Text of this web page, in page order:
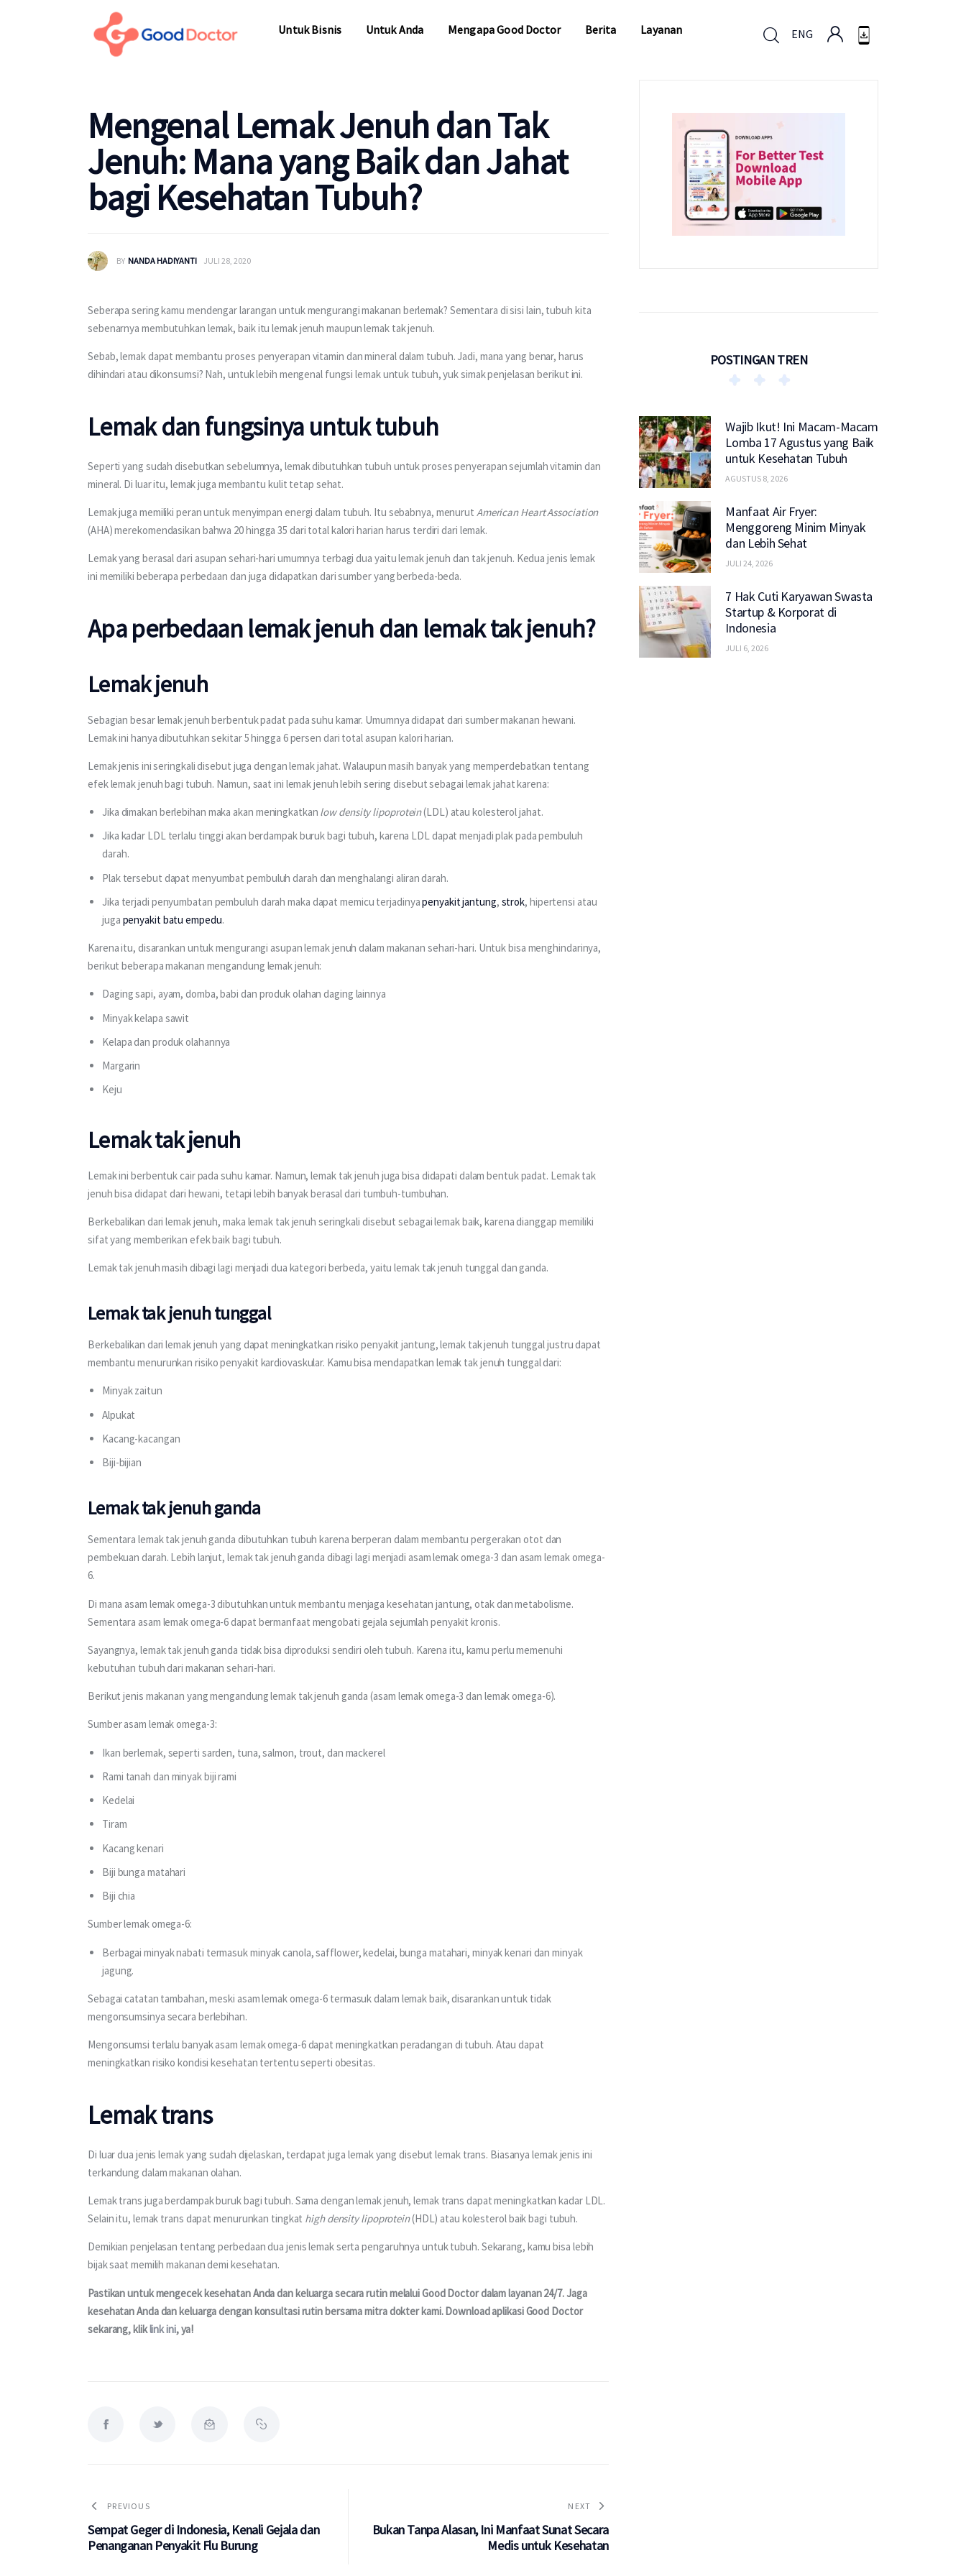
Untuk Bisnis Untuk Anda Mengapa Good Doctor Berita Layanan ENG
Mengenal Lemak Jenuh dan Tak
Jenuh: Mana yang Baik dan Jahat
bagi Kesehatan Tubuh?
BY NANDA HADIYANTI JULI 28, 2020
Seberapa sering kamu mendengar larangan untuk mengurangi makanan berlemak? Sementara di sisi lain, tubuh kita
sebenarnya membutuhkan lemak, baik itu lemak jenuh maupun lemak tak jenuh.
Sebab, lemak dapat membantu proses penyerapan vitamin dan mineral dalam tubuh. Jadi, mana yang benar, harus
dihindari atau dikonsumsi? Nah, untuk lebih mengenal fungsi lemak untuk tubuh, yuk simak penjelasan berikut ini.
Lemak dan fungsinya untuk tubuh
Seperti yang sudah disebutkan sebelumnya, lemak dibutuhkan tubuh untuk proses penyerapan sejumlah vitamin dan
mineral. Di luar itu, lemak juga membantu kulit tetap sehat.
Lemak juga memiliki peran untuk menyimpan energi dalam tubuh. Itu sebabnya, menurut American Heart Association
(AHA) merekomendasikan bahwa 20 hingga 35 dari total kalori harian harus terdiri dari lemak.
Lemak yang berasal dari asupan sehari-hari umumnya terbagi dua yaitu lemak jenuh dan tak jenuh. Kedua jenis lemak
ini memiliki beberapa perbedaan dan juga didapatkan dari sumber yang berbeda-beda.
Apa perbedaan lemak jenuh dan lemak tak jenuh?
Lemak jenuh
Sebagian besar lemak jenuh berbentuk padat pada suhu kamar. Umumnya didapat dari sumber makanan hewani.
Lemak ini hanya dibutuhkan sekitar 5 hingga 6 persen dari total asupan kalori harian.
Lemak jenis ini seringkali disebut juga dengan lemak jahat. Walaupun masih banyak yang memperdebatkan tentang
efek lemak jenuh bagi tubuh. Namun, saat ini lemak jenuh lebih sering disebut sebagai lemak jahat karena:
Jika dimakan berlebihan maka akan meningkatkan low density lipoprotein(LDL) atau kolesterol jahat.
Jika kadar LDL terlalu tinggi akan berdampak buruk bagi tubuh, karena LDL dapat menjadi plak pada pembuluh
darah.
Plak tersebut dapat menyumbat pembuluh darah dan menghalangi aliran darah.
Jika terjadi penyumbatan pembuluh darah maka dapat memicu terjadinyapenyakit jantung, strok, hipertensi atau
juga penyakit batu empedu.
Karena itu, disarankan untuk mengurangi asupan lemak jenuh dalam makanan sehari-hari. Untuk bisa menghindarinya,
berikut beberapa makanan mengandung lemak jenuh:
Daging sapi, ayam, domba, babi dan produk olahan daging lainnya
Minyak kelapa sawit
Kelapa dan produk olahannya
Margarin
Keju
Lemak tak jenuh
Lemak ini berbentuk cair pada suhu kamar. Namun, lemak tak jenuh juga bisa didapati dalam bentuk padat. Lemak tak
jenuh bisa didapat dari hewani, tetapi lebih banyak berasal dari tumbuh-tumbuhan.
Berkebalikan dari lemak jenuh, maka lemak tak jenuh seringkali disebut sebagai lemak baik, karena dianggap memiliki
sifat yang memberikan efek baik bagi tubuh.
Lemak tak jenuh masih dibagi lagi menjadi dua kategori berbeda, yaitu lemak tak jenuh tunggal dan ganda.
Lemak tak jenuh tunggal
Berkebalikan dari lemak jenuh yang dapat meningkatkan risiko penyakit jantung, lemak tak jenuh tunggal justru dapat
membantu menurunkan risiko penyakit kardiovaskular. Kamu bisa mendapatkan lemak tak jenuh tunggal dari:
Minyak zaitun
Alpukat
Kacang-kacangan
Biji-bijian
Lemak tak jenuh ganda
Sementara lemak tak jenuh ganda dibutuhkan tubuh karena berperan dalam membantu pergerakan otot dan
pembekuan darah. Lebih lanjut, lemak tak jenuh ganda dibagi lagi menjadi asam lemak omega-3 dan asam lemak omega-
6.
Di mana asam lemak omega-3 dibutuhkan untuk membantu menjaga kesehatan jantung, otak dan metabolisme.
Sementara asam lemak omega-6 dapat bermanfaat mengobati gejala sejumlah penyakit kronis.
Sayangnya, lemak tak jenuh ganda tidak bisa diproduksi sendiri oleh tubuh. Karena itu, kamu perlu memenuhi
kebutuhan tubuh dari makanan sehari-hari.
Berikut jenis makanan yang mengandung lemak tak jenuh ganda (asam lemak omega-3 dan lemak omega-6).
Sumber asam lemak omega-3:
Ikan berlemak, seperti sarden, tuna, salmon, trout, dan mackerel
Rami tanah dan minyak biji rami
Kedelai
Tiram
Kacang kenari
Biji bunga matahari
Biji chia
Sumber lemak omega-6:
Berbagai minyak nabati termasuk minyak canola, safflower, kedelai, bunga matahari, minyak kenari dan minyak
jagung.
Sebagai catatan tambahan, meski asam lemak omega-6 termasuk dalam lemak baik, disarankan untuk tidak
mengonsumsinya secara berlebihan.
Mengonsumsi terlalu banyak asam lemak omega-6 dapat meningkatkan peradangan di tubuh. Atau dapat
meningkatkan risiko kondisi kesehatan tertentu seperti obesitas.
Lemak trans
Di luar dua jenis lemak yang sudah dijelaskan, terdapat juga lemak yang disebut lemak trans. Biasanya lemak jenis ini
terkandung dalam makanan olahan.
Lemak trans juga berdampak buruk bagi tubuh. Sama dengan lemak jenuh, lemak trans dapat meningkatkan kadar LDL.
Selain itu, lemak trans dapat menurunkan tingkat high density lipoprotein (HDL) atau kolesterol baik bagi tubuh.
Demikian penjelasan tentang perbedaan dua jenis lemak serta pengaruhnya untuk tubuh. Sekarang, kamu bisa lebih
bijak saat memilih makanan demi kesehatan.
Pastikan untuk mengecek kesehatan Anda dan keluarga secara rutin melalui Good Doctor dalam layanan 24/7. Jaga
kesehatan Anda dan keluarga dengan konsultasi rutin bersama mitra dokter kami. Download aplikasi Good Doctor
sekarang, klik link ini, ya!
PREVIOUS
Sempat Geger di Indonesia, Kenali Gejala dan
Penanganan Penyakit Flu Burung
NEXT
Bukan Tanpa Alasan, Ini Manfaat Sunat Secara
Medis untuk Kesehatan
POSTINGAN TREN
Wajib Ikut! Ini Macam-Macam
Lomba 17 Agustus yang Baik
untuk Kesehatan Tubuh
AGUSTUS 8, 2026
Manfaat Air Fryer:
Menggoreng Minim Minyak
dan Lebih Sehat
JULI 24, 2026
7 Hak Cuti Karyawan Swasta
Startup & Korporat di
Indonesia
JULI 6, 2026